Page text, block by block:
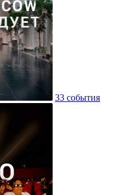
33 события